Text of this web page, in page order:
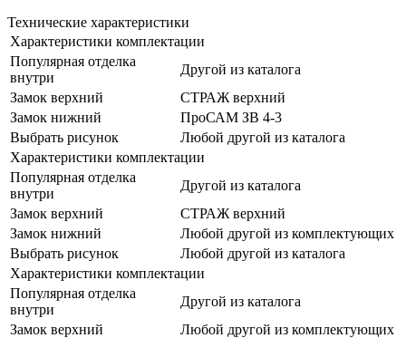
Технические характеристики
Характеристики комплектации
Популярная отделка
внутри
Другой из каталога
Замок верхний
СТРАЖ верхний
Замок нижний
ПроСАМ ЗВ 4-3
Выбрать рисунок
Любой другой из каталога
Характеристики комплектации
Популярная отделка
внутри
Другой из каталога
Замок верхний
СТРАЖ верхний
Замок нижний
Любой другой из комплектующих
Выбрать рисунок
Любой другой из каталога
Характеристики комплектации
Популярная отделка
внутри
Другой из каталога
Замок верхний
Любой другой из комплектующих